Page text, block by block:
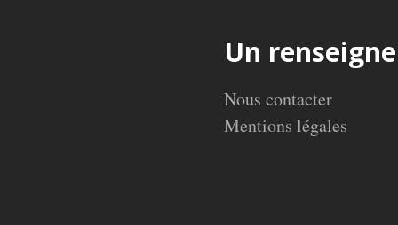
Un
Nous contacter
Mentions légales